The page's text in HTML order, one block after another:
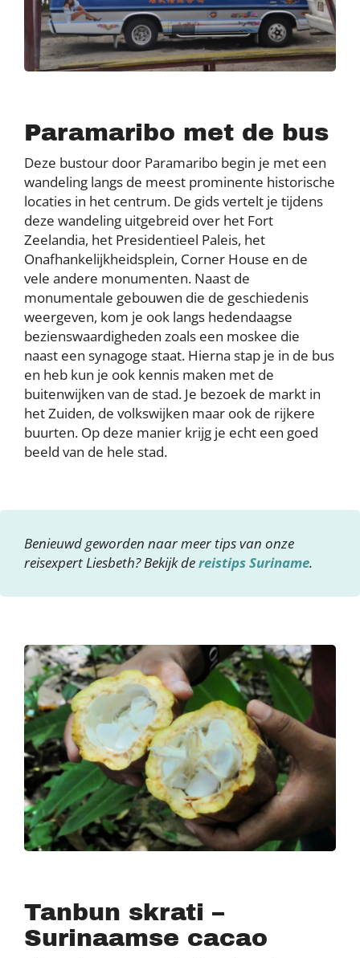
Paramaribo met de bus
Deze bustour door Paramaribo begin je met een
wandeling langs de meest prominente historische
locaties in het centrum. De gids vertelt je tijdens
deze wandeling uitgebreid over het Fort
Zeelandia, het Presidentieel Paleis, het
Onafhankelijkheidsplein, Corner House en de
vele andere monumenten. Naast de
monumentale gebouwen die de geschiedenis
weergeven, kom je ook langs hedendaagse
bezienswaardigheden zoals een moskee die
naast een synagoge staat. Hierna stap je in de bus
en heb kun je ook kennis maken met de
buitenwijken van de stad. Je bezoek de markt in
het Zuiden, de volkswijken maar ook de rijkere
buurten. Op deze manier krijg je echt een goed
beeld van de hele stad.
Benieuwd geworden naar meer tips van onze
reisexpert Liesbeth? Bekijk dereistips Suriname.
Tanbun skrati –
Surinaamse cacao